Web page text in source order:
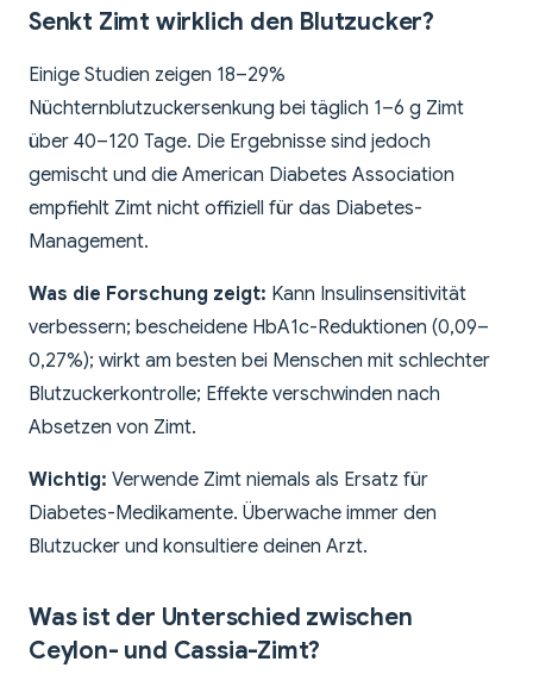
Senkt Zimt wirklich den Blutzucker?
Einige Studien zeigen 18–29%
Nüchternblutzuckersenkung bei täglich 1–6 g Zimt
über 40–120 Tage. Die Ergebnisse sind jedoch
gemischt und die American Diabetes Association
empfiehlt Zimt nicht offiziell für das Diabetes-
Management.
Was die Forschung zeigt: Kann Insulinsensitivität
verbessern; bescheidene HbA1c-Reduktionen (0,09–
0,27%); wirkt am besten bei Menschen mit schlechter
Blutzuckerkontrolle; Effekte verschwinden nach
Absetzen von Zimt.
Wichtig: Verwende Zimt niemals als Ersatz für
Diabetes-Medikamente. Überwache immer den
Blutzucker und konsultiere deinen Arzt.
Was ist der Unterschied zwischen
Ceylon- und Cassia-Zimt?